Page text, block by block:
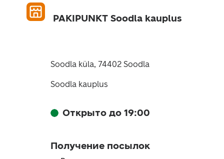
PAKIPUNKT Soodla kauplus
Soodla küla, 74402 Soodla
Soodla kauplus
Открыто до 19:00
Получение посылок